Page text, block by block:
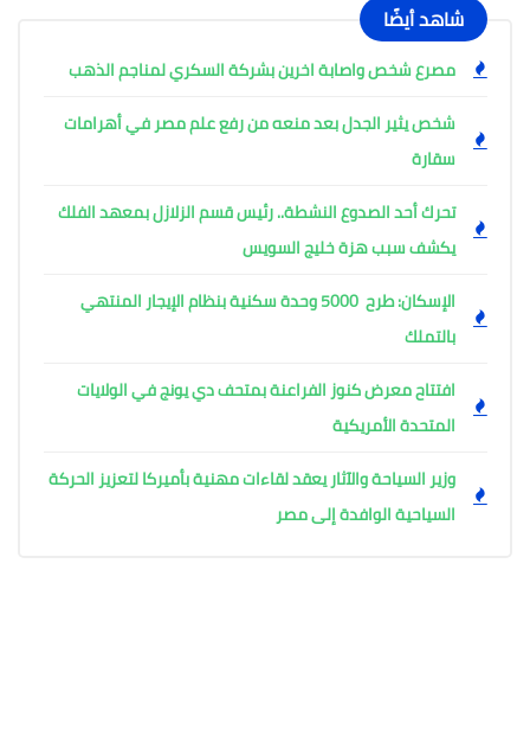
شاهد أيضًا
مصرع شخص واصابة اخرين بشركة السكري لمناجم الذهب
شخص يثير الجدل بعد منعه من رفع علم مصر في أهرامات
سقارة
تحرك أحد الصدوع النشطة.. رئيس قسم الزلازل بمعهد الفلك
يكشف سبب هزة خليج السويس
الإسكان: طرح 5000 وحدة سكنية بنظام الإيجار المنتهي
بالتملك
افتتاح معرض كنوز الفراعنة بمتحف دي يونج في الولايات
المتحدة الأمريكية
وزير السياحة والآثار يعقد لقاءات مهنية بأميركا لتعزيز الحركة
السياحية الوافدة إلى مصر